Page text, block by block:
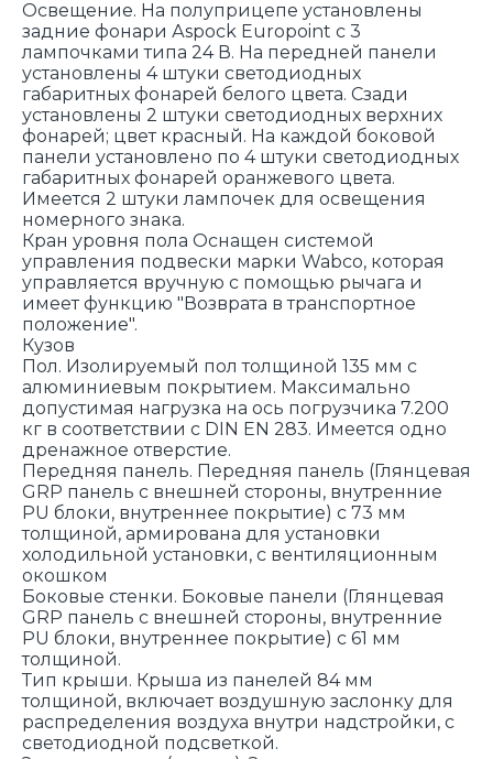
Освещение. На полуприцепе установлены
задние фонари Аspock Europoint с 3
лампочками типа 24 В. На передней панели
установлены 4 штуки светодиодных
габаритных фонарей белого цвета. Сзади
установлены 2 штуки светодиодных верхних
фонарей; цвет красный. На каждой боковой
панели установлено по 4 штуки светодиодных
габаритных фонарей оранжевого цвета.
Имеется 2 штуки лампочек для освещения
номерного знака.
Кран уровня пола Оснащен системой
управления подвески марки Wabco, которая
управляется вручную с помощью рычага и
имеет функцию "Возврата в транспортное
положение".
Кузов
Пол. Изолируемый пол толщиной 135 мм с
алюминиевым покрытием. Максимально
допустимая нагрузка на ось погрузчика 7.200
кг в соответствии с DIN EN 283. Имеется одно
дренажное отверстие.
Передняя панель. Передняя панель (Глянцевая
GRP панель с внешней стороны, внутренние
PU блоки, внутреннее покрытие) c 73 мм
толщиной, армирована для установки
холодильной установки, с вентиляционным
окошком
Боковые стенки. Боковые панели (Глянцевая
GRP панель с внешней стороны, внутренние
PU блоки, внутреннее покрытие) с 61 мм
толщиной.
Тип крыши. Крыша из панелей 84 мм
толщиной, включает воздушную заслонку для
распределения воздуха внутри надстройки, с
светодиодной подсветкой.